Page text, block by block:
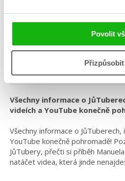
Povolit
Přizpůsobit
Série: Já
#box
Všechny informace o
videích a YouTube konečně
Všechny informace o
YouTube konečně pohromadě!
JůTubery, přečti si příběh
natáčet videa, která jinde